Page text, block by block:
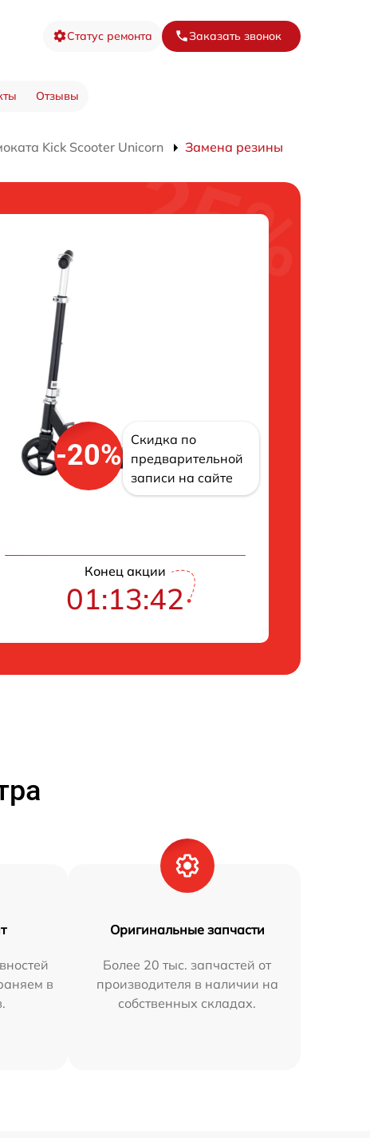
Статус ремонта Заказать звонок
Отзывы
Kick Scooter Unicorn Замена резины
-20%
Скидка по
предварительной
записи на сайте
Конец акции
01:13:42
в
Оригинальные запчасти
Более 20 тыс. запчастей от
производителя в наличии на
собственных складах.